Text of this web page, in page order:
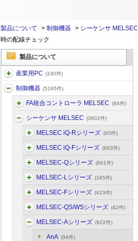
製品について > 制御機器 > シーケンサ MELSEC
時の配線チェック
製品について
産業用PC (190件)
制御機器 (5195件)
FA統合コントローラ MELSEC (84件)
シーケンサ MELSEC (3902件)
MELSEC iQ-Rシリーズ (60件)
MELSEC iQ-Fシリーズ (693件)
MELSEC-Qシリーズ (861件)
MELSEC-Lシリーズ (185件)
MELSEC-Fシリーズ (423件)
MELSEC-QS/WSシリーズ (42件)
MELSEC-Aシリーズ (922件)
AnA (94件)